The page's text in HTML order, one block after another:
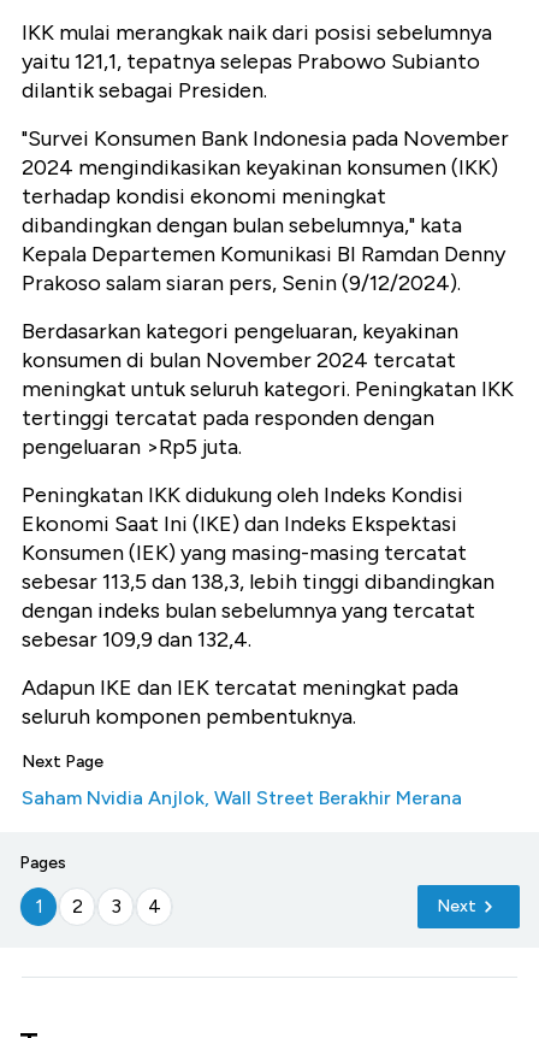
IKK mulai merangkak naik dari posisi sebelumnya
yaitu 121,1, tepatnya selepas Prabowo Subianto
dilantik sebagai Presiden.
"Survei Konsumen Bank Indonesia pada November
2024 mengindikasikan keyakinan konsumen (IKK)
terhadap kondisi ekonomi meningkat
dibandingkan dengan bulan sebelumnya," kata
Kepala Departemen Komunikasi BI Ramdan Denny
Prakoso salam siaran pers, Senin (9/12/2024).
Berdasarkan kategori pengeluaran, keyakinan
konsumen di bulan November 2024 tercatat
meningkat untuk seluruh kategori. Peningkatan IKK
tertinggi tercatat pada responden dengan
pengeluaran >Rp5 juta.
Peningkatan IKK didukung oleh Indeks Kondisi
Ekonomi Saat Ini (IKE) dan Indeks Ekspektasi
Konsumen (IEK) yang masing-masing tercatat
sebesar 113,5 dan 138,3, lebih tinggi dibandingkan
dengan indeks bulan sebelumnya yang tercatat
sebesar 109,9 dan 132,4.
Adapun IKE dan IEK tercatat meningkat pada
seluruh komponen pembentuknya.
Next Page
Saham Nvidia Anjlok, Wall Street Berakhir Merana
Pages
1 2 3 4 Next